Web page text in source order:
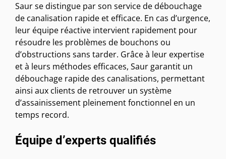
Saur se distingue par son service de débouchage
de canalisation rapide et efficace. En cas d’urgence,
leur équipe réactive intervient rapidement pour
résoudre les problèmes de bouchons ou
d’obstructions sans tarder. Grâce à leur expertise
et à leurs méthodes efficaces, Saur garantit un
débouchage rapide des canalisations, permettant
ainsi aux clients de retrouver un système
d’assainissement pleinement fonctionnel en un
temps record.
Équipe d’experts qualifiés